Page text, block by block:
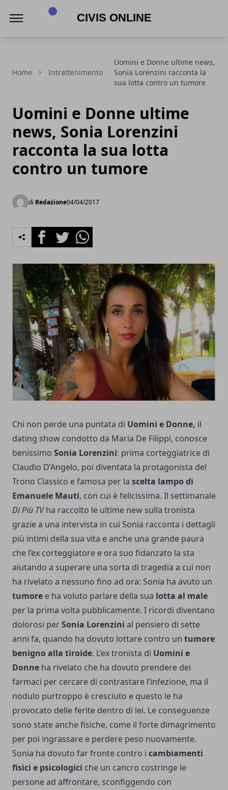
Home Intrattenimento
Uomini e Donne ultime news,
Sonia Lorenzini racconta la
sua lotta contro un tumore
Uomini e Donne ultime
news, Sonia Lorenzini
racconta la sua lotta
contro un tumore
di Redazione04/04/2017
FacebookTwitterWhatsapp
Chi non perde una puntata di Uomini e Donne, il
dating show condotto da Maria De Filippi, conosce
benissimo Sonia Lorenzini: prima corteggiatrice di
Claudio D’Angelo, poi diventata la protagonista del
Trono Classico e famosa per la scelta lampo di
Emanuele Mauti, con cui è felicissima. Il settimanale
Di Più TVha raccolto le ultime new sulla tronista
grazie a una intervista in cui Sonia racconta i dettagli
più intimi della sua vita e anche una grande paura
che l’ex corteggiatore e ora suo fidanzato la sta
aiutando a superare una sorta di tragedia a cui non
ha rivelato a nessuno fino ad ora: Sonia ha avuto un
tumore e ha voluto parlare della sua lotta al male
per la prima volta pubblicamente. I ricordi diventano
dolorosi perSonia Lorenzini al pensiero di sette
anni fa, quando ha dovuto lottare contro un tumore
benigno alla tiroide. L’ex tronista di Uomini e
Donne ha rivelato che ha dovuto prendere dei
farmaci per cercare di contrastare l’infezione, ma il
nodulo purtroppo è cresciuto e questo le ha
provocato delle ferite dentro di lei. Le conseguenze
sono state anche fisiche, come il forte dimagrimento
per poi ingrassare e perdere peso nuovamente.
Sonia ha dovuto far fronte contro i cambiamenti
fisici e psicologici che un cancro costringe le
persone ad affrontare, sconfiggendo con